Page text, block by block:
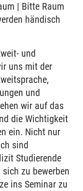
| Bitte Raum
händisch
und
uns mit der
und
wir auf das
die Wichtigkeit
ein. Nicht nur
sind
Studierende
zu bewerben
ins Seminar zu